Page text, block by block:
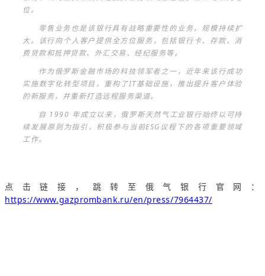
位。
零售业务也是该银行具有战略重要性的业务，规模持续扩
大。该行向个人客户提供全方位服务，包括银行卡、存款、消
费贷款和抵押贷款、外汇交易、经纪服务等。
作为俄罗斯金融市场的科技领军者之一，近年来该行成功
实施数字化转型项目，重构了IT基础设施，推出提升客户体验
的新服务，并重新打造远程服务渠道。
自 1990 年成立以来，俄罗斯天然气工业银行始终以可持
续发展原则为指引，积极参与当前ESG议程下的各项重要领域
工作。
点击链接，跳转至俄气银行官网：
https://www.gazprombank.ru/en/press/7964437/